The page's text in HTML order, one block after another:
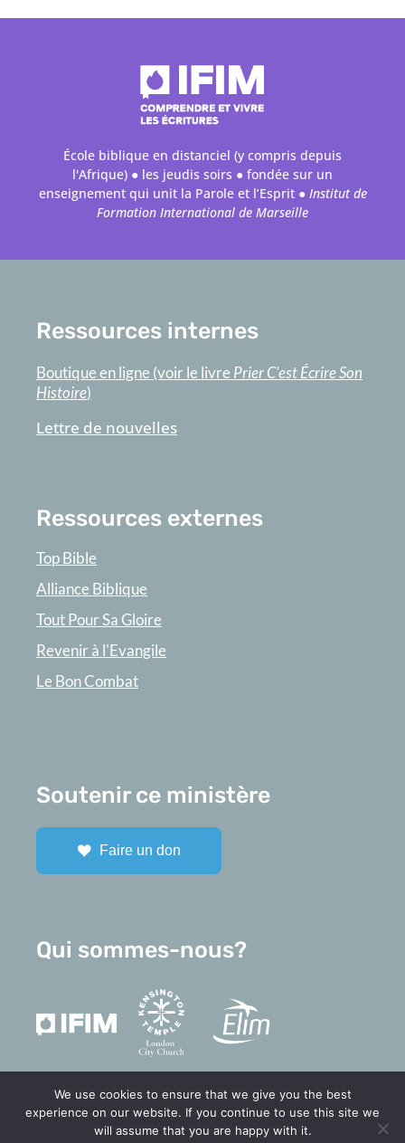
École biblique en distanciel (y compris depuis
l'Afrique) ● les jeudis soirs ● fondée sur un
enseignement qui unit la Parole et l’Esprit ● Institut de
Formation International de Marseille
Ressources internes
Boutique en ligne (voir le livre Prier C'est Écrire Son
Histoire)
Lettre de nouvelles
Ressources externes
Top Bible
Alliance Biblique
Tout Pour Sa Gloire
Revenir à l'Evangile
Le Bon Combat
Soutenir ce ministère
Faire un don
Qui sommes-nous?
We use cookies to ensure that we give you the best
experience on our website. If you continue to use this site we
will assume that you are happy with it.